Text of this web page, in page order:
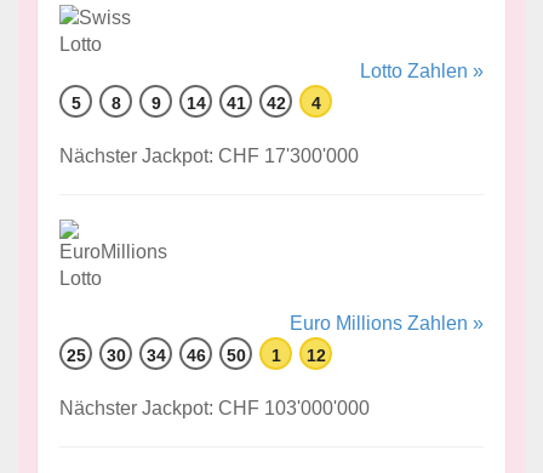
Lotto Zahlen »
5 8 9 14 41 42 4
Nächster Jackpot: CHF 17'300'000
Euro Millions Zahlen »
25 30 34 46 50 1 12
Nächster Jackpot: CHF 103'000'000